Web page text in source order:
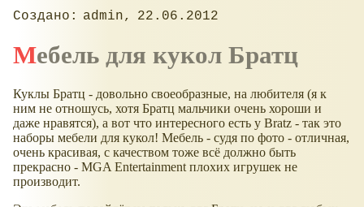
admin 22.06.2012
Мебель для кукол Братц
Куклы Братц - довольно своеобразные, на любителя (я к
ним не отношусь, хотя Братц мальчики очень хороши и
даже нравятся), а вот что интересного есть у Bratz - так это
наборы мебели для кукол! Мебель - судя по фото - отличная,
очень красивая, с качеством тоже всё должно быть
прекрасно - MGA Entertainment плохих игрушек не
производит.